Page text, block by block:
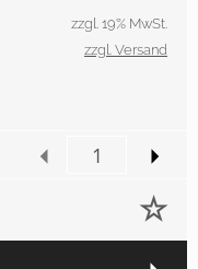
zzgl. 19% MwSt.
zzgl. Versand